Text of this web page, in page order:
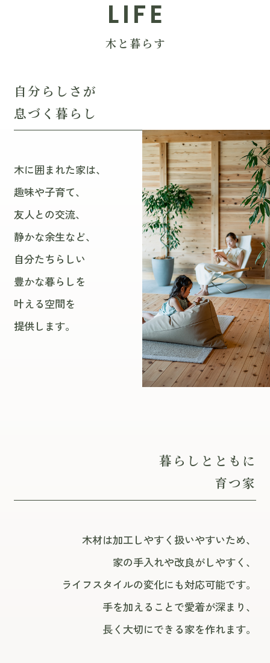
LIFE
木と暮らす
自分らしさが
息づく暮らし
木に囲まれた家は、
趣味や子育て、
友人との交流、
静かな余生など、
自分たちらしい
豊かな暮らしを
叶える空間を
提供します。
暮らしとともに
育つ家
木材は加工しやすく扱いやすいため、
家の手入れや改良がしやすく、
ライフスタイルの変化にも対応可能です。
手を加えることで愛着が深まり、
長く大切にできる家を作れます。